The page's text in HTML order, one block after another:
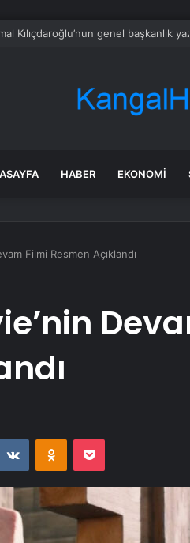
Kılıçdaroğlu’nun genel başkanlık
HABER EKONOMI
Filmi Resmen Açıklandı
VKontakteOdnoklassniki
Pocket